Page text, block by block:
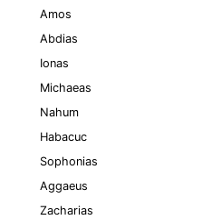
Amos
Abdias
Ionas
Michaeas
Nahum
Habacuc
Sophonias
Aggaeus
Zacharias